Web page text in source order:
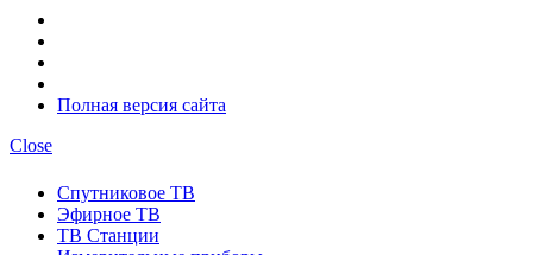
Полная версия сайта
Close
Спутниковое ТВ
Эфирное ТВ
ТВ Станции